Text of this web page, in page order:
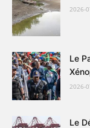
2026-
Le
2026-
Le